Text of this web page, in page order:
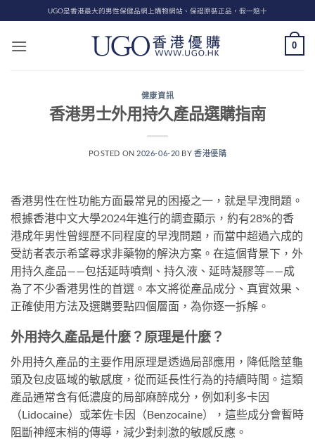
to
content
UGO是香港最大的男性保健品網上購物網站、保證原裝正品，假一賠十
0
健康資訊
香港男士外用持久產品選購指南
POSTED ON 2026-06-20 BY香港優購
香港男性在性功能方面最常見的困擾之一，就是早洩問題。
根據香港中文大學2024年進行的調查顯示，約有28%的香
港成年男性曾經歷不同程度的早洩問題，而當中超過六成的
受訪者表示希望尋求非藥物的解決方案。在這個背景下，外
用持久產品——包括延時噴劑、持久液、延時凝膠等——成
為了不少香港男性的首選。本文將從產品成分、真實效果、
正確使用方法及選購要點四個層面，為你逐一拆解。
外用持久產品是什麼？原理是什麼？
外用持久產品的主要作用原理是透過局部應用，降低陰莖龜
頭及包皮區域的敏感度，從而延長性行為的持續時間。這類
產品通常含有低濃度的局部麻醉成分，例如利多卡因
（Lidocaine）或苯佐卡因（Benzocaine），這些成分會暫時
阻斷神經末梢的傳導，減少對刺激的敏感反應。